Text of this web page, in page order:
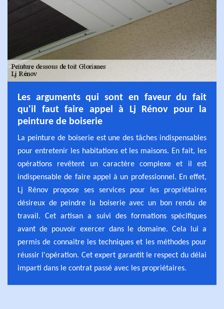
Les arguments qui sont en faveur du fait
qu'il faut faire appel à Lj Rénov pour la
peinture de boiserie
La peinture de boiserie est une des tâches indispensables
pour entretenir les habitations et les maisons. En fait, les
opérations revêtent un caractère complexe et il est
indispensable de faire appel à un professionnel. En effet,
Lj Rénov propose ses services pour les propriétaires
désireux de peindre la boiserie avec un bon rendu de
travail. Cet artisan a suivi des formations spécifiques
avant de pouvoir exercer dans le domaine. Cela lui a
permis de connaitre les techniques et les méthodes pour
réussir l'opération. Cet expert garantit le respect du délai
imparti dans le contrat passé avec les propriétaires.